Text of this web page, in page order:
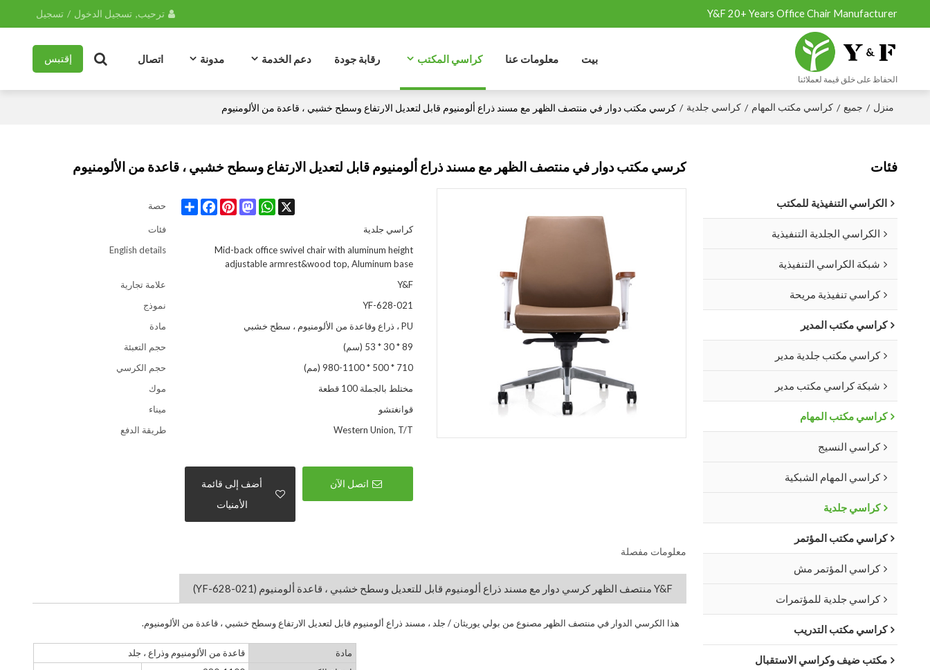
Y&F 20+ Years Office Chair Manufacturer ترحيب, تسجيل الدخول / تسجيل
الحفاظ على خلق قيمة لعملائنا
بيت معلومات عنا كراسي المكتب رقابة جودة دعم الخدمة مدونة اتصال إقتبس
منزل / جميع / كراسي مكتب المهام / كراسي جلدية / كرسي مكتب دوار في منتصف الظهر مع مسند ذراع ألومنيوم قابل لتعديل الارتفاع وسطح خشبي ، قاعدة من الألومنيوم
كرسي مكتب دوار في منتصف الظهر مع مسند ذراع ألومنيوم قابل لتعديل الارتفاع وسطح خشبي ، قاعدة من الألومنيوم
حصة Share
FacebookPinterest
Mastodon
WhatsApp X
فئات
كراسي جلدية
English details
Mid-back office swivel chair with aluminum height
adjustable armrest&wood top, Aluminum base
علامة تجارية
Y&F
نموذج
YF-628-021
مادة
PU ، ذراع وقاعدة من الألومنيوم ، سطح خشبي
حجم التعبئة
89 * 30 * 53 (سم)
حجم الكرسي
710 * 500 * 980-1100 (مم)
موك
مختلط بالجملة 100 قطعة
ميناء
قوانغتشو
طريقة الدفع
Western Union, T/T
اتصل الآن
أضف إلى قائمة
الأمنيات
معلومات مفصلة
Y&F منتصف الظهر كرسي دوار مع مسند ذراع ألومنيوم قابل للتعديل وسطح خشبي ، قاعدة ألومنيوم (YF-628-021)
هذا الكرسي الدوار في منتصف الظهر مصنوع من بولي يوريثان / جلد ، مسند ذراع ألومنيوم قابل لتعديل الارتفاع وسطح خشبي ، قاعدة من الألومنيوم.
مادة
قاعدة من الألومنيوم وذراع ، جلد
فئات
الكراسي التنفيذية للمكتب
الكراسي الجلدية التنفيذية
شبكة الكراسي التنفيذية
كراسي تنفيذية مريحة
كراسي مكتب المدير
كراسي مكتب جلدية مدير
شبكة كراسي مكتب مدير
كراسي مكتب المهام
كراسي النسيج
كراسي المهام الشبكية
كراسي جلدية
كراسي مكتب المؤتمر
كراسي المؤتمر مش
كراسي جلدية للمؤتمرات
كراسي مكتب التدريب
مكتب ضيف وكراسي الاستقبال